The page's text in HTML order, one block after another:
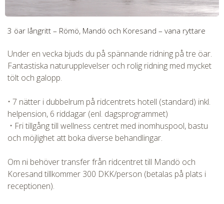
3 öar långritt – Römö, Mandö och Koresand – vana ryttare
Under en vecka bjuds du på spännande ridning på tre öar.
Fantastiska naturupplevelser och rolig ridning med mycket
tölt och galopp.
• 7 nätter i dubbelrum på ridcentrets hotell (standard) inkl.
helpension, 6 riddagar (enl. dagsprogrammet)
• Fri tillgång till wellness centret med inomhuspool, bastu
och möjlighet att boka diverse behandlingar.
Om ni behöver transfer från ridcentret till Mandö och
Koresand tillkommer 300 DKK/person (betalas på plats i
receptionen).